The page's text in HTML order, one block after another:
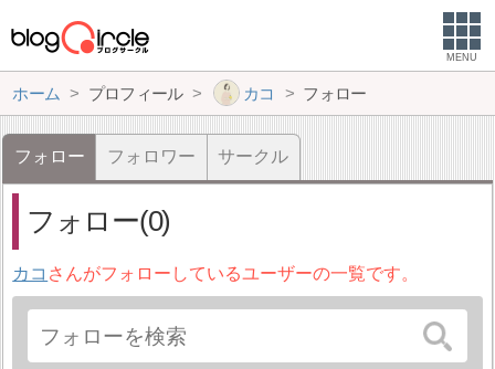
MENU
ホーム プロフィール カコ フォロー
フォロー フォロワー サークル
フォロー(0)
カコ さんがフォローしているユーザーの一覧です。